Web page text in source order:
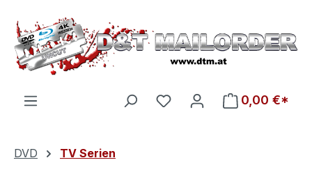
Zum Hauptinhalt springen
Du hast 0 Produkte auf
0,00 €*
DVD TV Serien